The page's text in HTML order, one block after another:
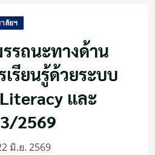
ลัยฯ
รถนะทางด้าน
รียนรู้ด้วยระบบ
และ
2569
มิ.ย. 2569